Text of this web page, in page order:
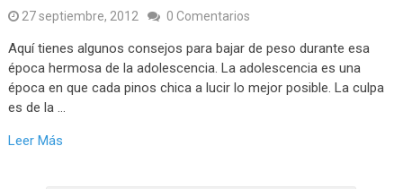
27 septiembre, 2012 0 Comentarios
Aquí tienes algunos consejos para bajar de peso durante esa
época hermosa de la adolescencia. La adolescencia es una
época en que cada pinos chica a lucir lo mejor posible. La culpa
es de la …
Leer Más